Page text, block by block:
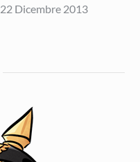
Posted
22 Dicembre 2013